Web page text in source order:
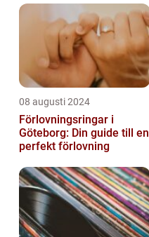
08 augusti 2024
Förlovningsringar i
Göteborg: Din guide till en
perfekt förlovning